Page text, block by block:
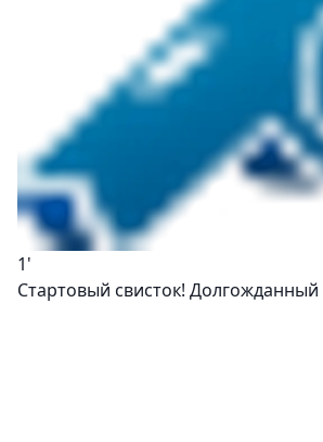
1'
Стартовый свисток! Долгожданный